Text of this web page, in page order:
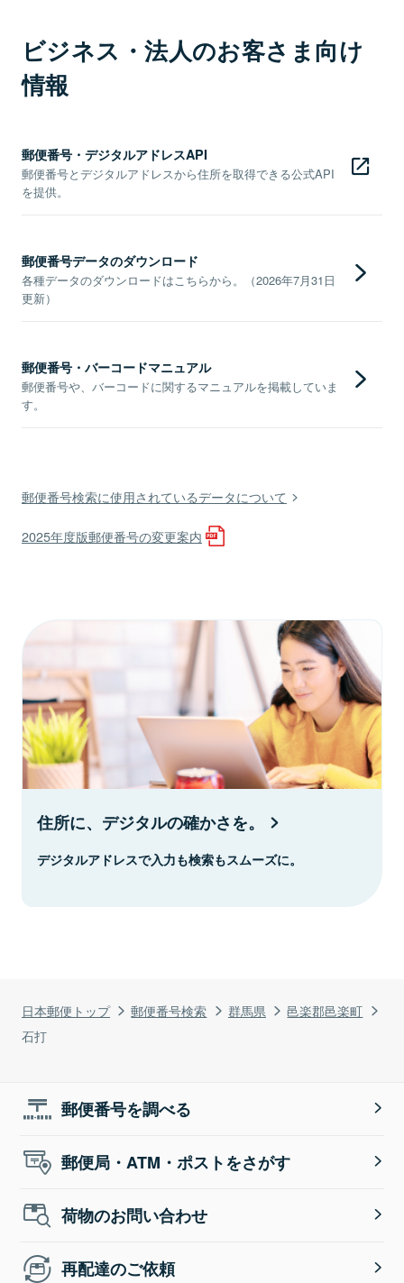
日本郵便トップ 郵便番号検索 群馬県
邑楽郡邑楽町
石打
ビジネス・法人のお客さま向け
情報
郵便番号・デジタルアドレスAPI
郵便番号とデジタルアドレスから住所を取得できる公式API
を提供。
郵便番号データのダウンロード
各種データのダウンロードはこちらから。（2026年7月31日
更新）
郵便番号・バーコードマニュアル
郵便番号や、バーコードに関するマニュアルを掲載していま
す。
郵便番号検索に使用されているデータについて
2025年度版郵便番号の変更案内
住所に、デジタルの確かさを。
デジタルアドレスで入力も検索もスムーズに。
郵便番号を調べる
郵便局・ATM・ポストをさがす
荷物のお問い合わせ
再配達のご依頼